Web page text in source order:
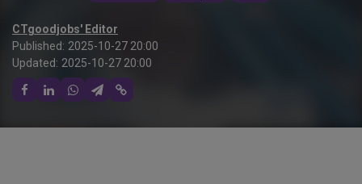
CTgoodjobs' Editor
Published: 2025-10-27 20:00
Updated: 2025-10-27 20:00